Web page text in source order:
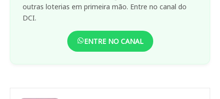
outras loterias em primeira mão. Entre no canal do
DCI.
ENTRE NO CANAL